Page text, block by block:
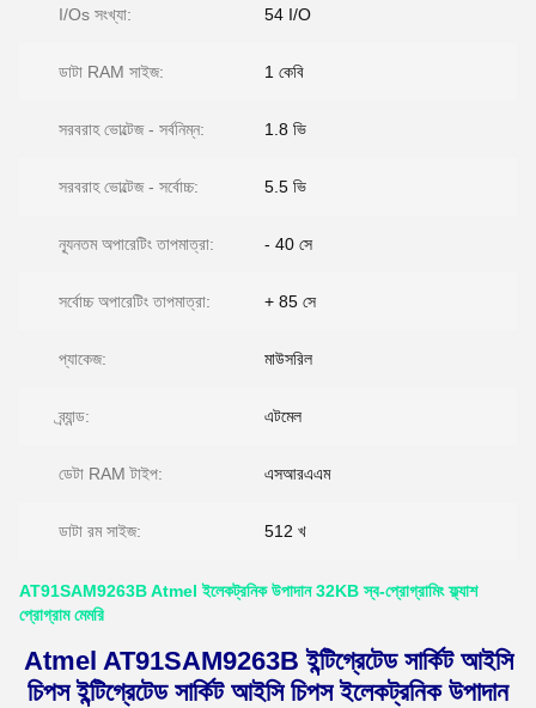
I/Os সংখ্যা: 54 I/O
ডাটা RAM সাইজ: 1 কেবি
সরবরাহ ভোল্টেজ - সর্বনিম্ন: 1.8 ভি
সরবরাহ ভোল্টেজ - সর্বোচ্চ: 5.5 ভি
ন্যূনতম অপারেটিং তাপমাত্রা: - 40 সে
সর্বোচ্চ অপারেটিং তাপমাত্রা: + 85 সে
প্যাকেজ: মাউসরিল
ব্র্যান্ড: এটমেল
ডেটা RAM টাইপ: এসআরএএম
ডাটা রম সাইজ: 512 খ
AT91SAM9263B Atmel ইলেকট্রনিক উপাদান 32KB স্ব-প্রোগ্রামিং ফ্ল্যাশ
প্রোগ্রাম মেমরি
Atmel AT91SAM9263B ইন্টিগ্রেটেড সার্কিট আইসি
চিপস ইন্টিগ্রেটেড সার্কিট আইসি চিপস ইলেকট্রনিক উপাদান